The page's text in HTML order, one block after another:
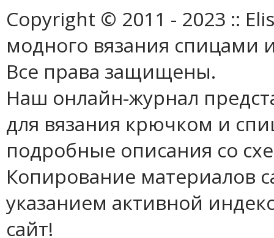
Copyright © 2011 - 2023 ::
модного вязания спицами
Все права защищены.
Наш онлайн-журнал
для вязания крючком и
подробные описания со
Копирование материалов
указанием активной
сайт!